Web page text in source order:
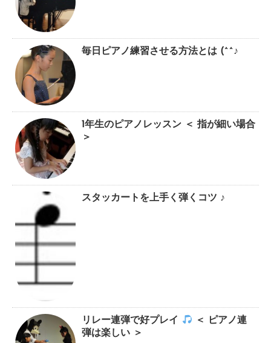
毎日ピアノ練習させる方法とは (^^♪
1年生のピアノレッスン ＜ 指が細い場合
＞
スタッカートを上手く弾くコツ ♪
リレー連弾で好プレイ
＜ ピアノ連
弾は楽しい ＞